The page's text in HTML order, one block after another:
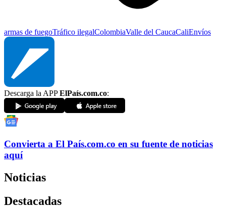
armas de fuegoTráfico ilegalColombiaValle del CaucaCaliEnvíos
Descarga la APPElPaís.com.co:
Convierta a El País.com.co en su fuente de noticias
aquí
Noticias
Destacadas